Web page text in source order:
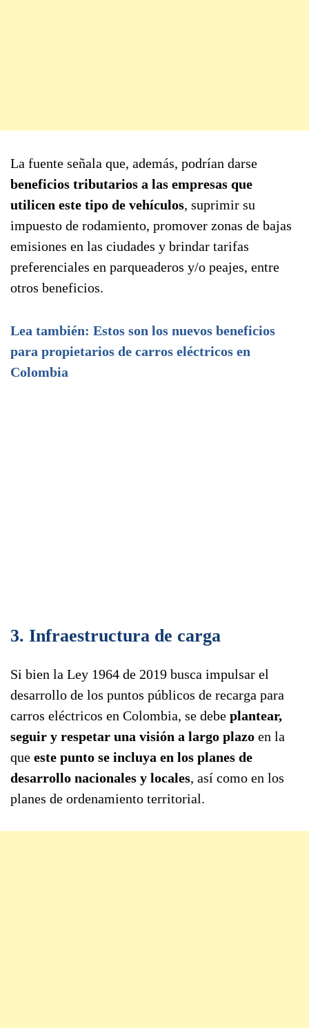
La fuente señala que, además, podrían darse
beneficios tributarios a las empresas que
utilicen este tipo de vehículos, suprimir su
impuesto de rodamiento, promover zonas de bajas
emisiones en las ciudades y brindar tarifas
preferenciales en parqueaderos y/o peajes, entre
otros beneficios.
Lea también: Estos son los nuevos beneficios
para propietarios de carros eléctricos en
Colombia
3. Infraestructura de carga
Si bien la Ley 1964 de 2019 busca impulsar el
desarrollo de los puntos públicos de recarga para
carros eléctricos en Colombia, se debe plantear,
seguir y respetar una visión a largo plazo en la
que este punto se incluya en los planes de
desarrollo nacionales y locales, así como en los
planes de ordenamiento territorial.